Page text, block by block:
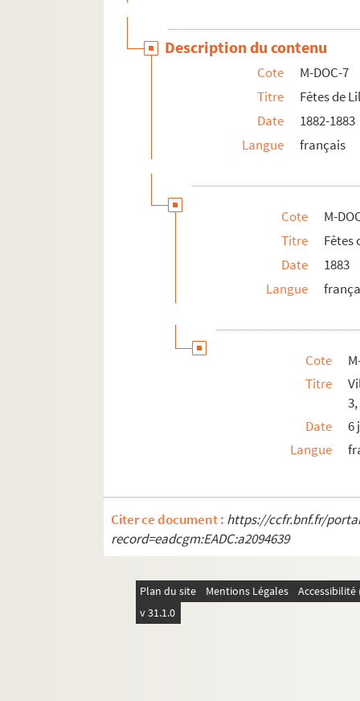
Description du contenu
Cote
M-DOC-7
Titre
Fêtes de
Date
1882-1883
Langue
français
Cote
M-
Titre
Fêtes
Date
1883
Langue
Cote
Titre
Date
6
Langue
Citer ce document : https://ccfr.bnf.fr/
record=eadcgm:EADC:a2094639
Plan du site Mentions Légales
v 31.1.0